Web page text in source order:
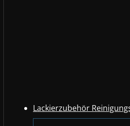
Lackierzubehör